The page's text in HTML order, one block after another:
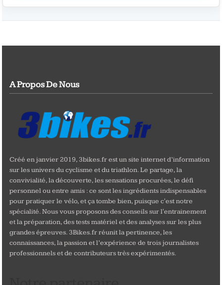
A Propos De Nous
Créé en janvier 2019, 3bikes.fr est un site internet d’information
sur les univers du cyclisme et du triathlon. Le partage, la
convivialité, la découverte, les sensations procurées, le défi
personnel ou entre amis : ce sont les ingrédients indispensables
pour pratiquer le vélo, et ça tombe bien, puisque c'est notre
spécialité. Nous vous proposons des conseils sur l'entrainement
et la préparation, des tests matériel et des analyses sur les plus
grandes épreuves. 3Bikes.fr réunit la pertinence, les
connaissances, la passion et l’expérience de trois journalistes
professionnels et de contributeurs très expérimentés.